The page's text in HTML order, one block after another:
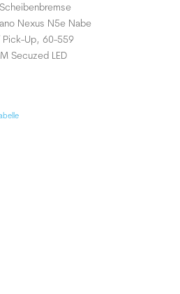
Nexus N5e Nabe
Up, 60-559
Secuzed LED